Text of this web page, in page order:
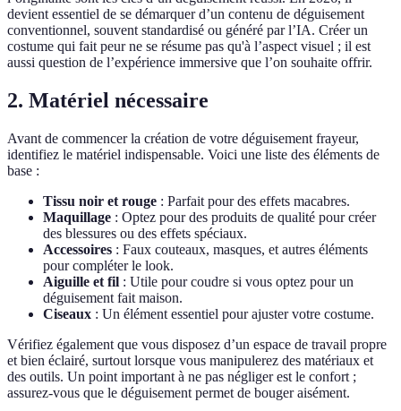
devient essentiel de se démarquer d’un contenu de déguisement
conventionnel, souvent standardisé ou généré par l’IA. Créer un
costume qui fait peur ne se résume pas qu'à l’aspect visuel ; il est
aussi question de l’expérience immersive que l’on souhaite offrir.
2. Matériel nécessaire
Avant de commencer la création de votre déguisement frayeur,
identifiez le matériel indispensable. Voici une liste des éléments de
base :
Tissu noir et rouge : Parfait pour des effets macabres.
Maquillage : Optez pour des produits de qualité pour créer
des blessures ou des effets spéciaux.
Accessoires : Faux couteaux, masques, et autres éléments
pour compléter le look.
Aiguille et fil : Utile pour coudre si vous optez pour un
déguisement fait maison.
Ciseaux : Un élément essentiel pour ajuster votre costume.
Vérifiez également que vous disposez d’un espace de travail propre
et bien éclairé, surtout lorsque vous manipulerez des matériaux et
des outils. Un point important à ne pas négliger est le confort ;
assurez-vous que le déguisement permet de bouger aisément.